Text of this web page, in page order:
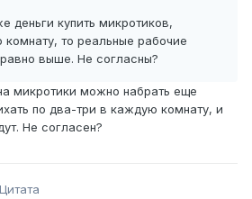
деньги купить микротиков,
то реальные рабочие
выше. Не согласны?
микротики можно набрать еще
по два-три в каждую комнату, и
Не согласен?
Цитата